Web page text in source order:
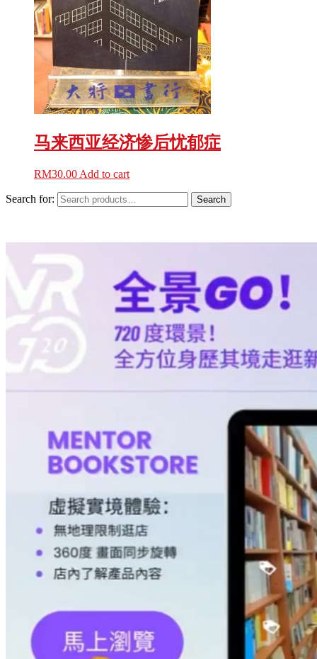
马来西亚经济惨后忧郁症
RM30.00 Add to cart
Search for: Search